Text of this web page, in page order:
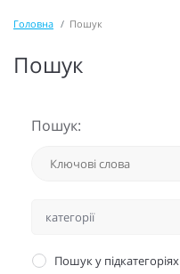
Головна Пошук
Пошук
Пошук:
Пошук у підкатегоріях